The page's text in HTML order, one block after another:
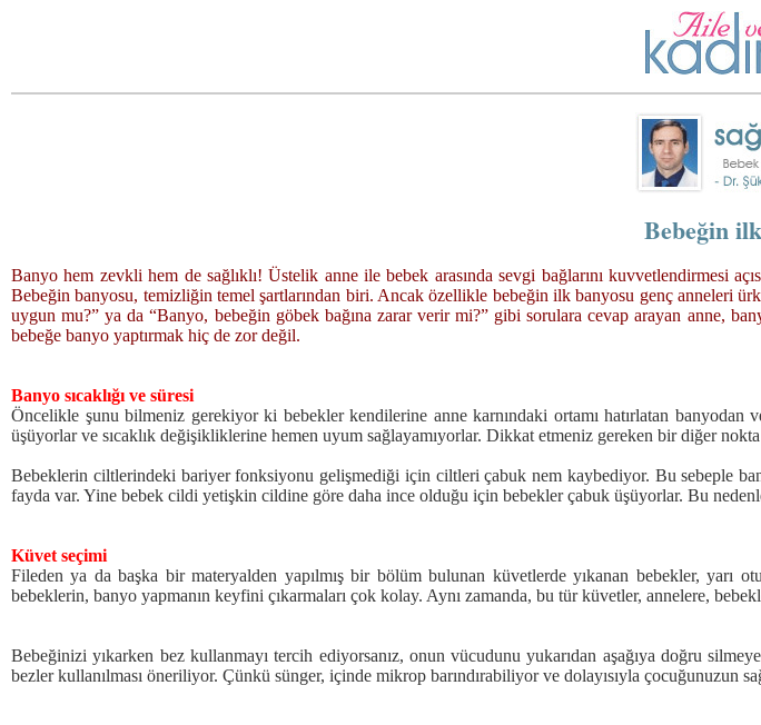
Bebeğin
Banyo hem zevkli hem de sağlıklı! Üstelik anne ile bebek arasında sevgi bağlarını kuvvetlendirmesi
Bebeğin banyosu, temizliğin temel şartlarından biri. Ancak özellikle bebeğin ilk banyosu genç anneleri
uygun mu?” ya da “Banyo, bebeğin göbek bağına zarar verir mi?” gibi sorulara cevap arayan anne,
bebeğe banyo yaptırmak hiç de zor değil.
Banyo sıcaklığı ve süresi
Öncelikle şunu bilmeniz gerekiyor ki bebekler kendilerine anne karnındaki ortamı hatırlatan
üşüyorlar ve sıcaklık değişikliklerine hemen uyum sağlayamıyorlar. Dikkat etmeniz gereken bir diğer nokta
Bebeklerin ciltlerindeki bariyer fonksiyonu gelişmediği için ciltleri çabuk nem kaybediyor. Bu sebeple
fayda var. Yine bebek cildi yetişkin cildine göre daha ince olduğu için bebekler çabuk üşüyorlar. Bu
Küvet seçimi
Fileden ya da başka bir materyalden yapılmış bir bölüm bulunan küvetlerde yıkanan bebekler,
bebeklerin, banyo yapmanın keyfini çıkarmaları çok kolay. Aynı zamanda, bu tür küvetler, annelere,
Bebeğinizi yıkarken bez kullanmayı tercih ediyorsanız, onun vücudunu yukarıdan aşağıya doğru
bezler kullanılması öneriliyor. Çünkü sünger, içinde mikrop barındırabiliyor ve dolayısıyla çocuğunuzun